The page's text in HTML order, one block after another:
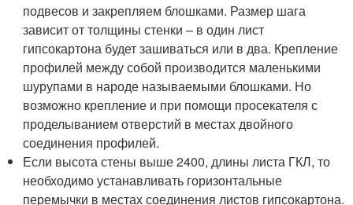
подвесов и закрепляем блошками. Размер шага
зависит от толщины стенки – в один лист
гипсокартона будет зашиваться или в два. Крепление
профилей между собой производится маленькими
шурупами в народе называемыми блошками. Но
возможно крепление и при помощи просекателя с
проделыванием отверстий в местах двойного
соединения профилей.
Если высота стены выше 2400, длины листа ГКЛ, то
необходимо устанавливать горизонтальные
перемычки в местах соединения листов гипсокартона.